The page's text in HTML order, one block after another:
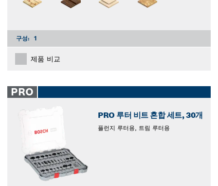
구성: 1
제품 비교
PRO
PRO 루터 비트 혼합 세트, 30개
플런지 루터용, 트림 루터용